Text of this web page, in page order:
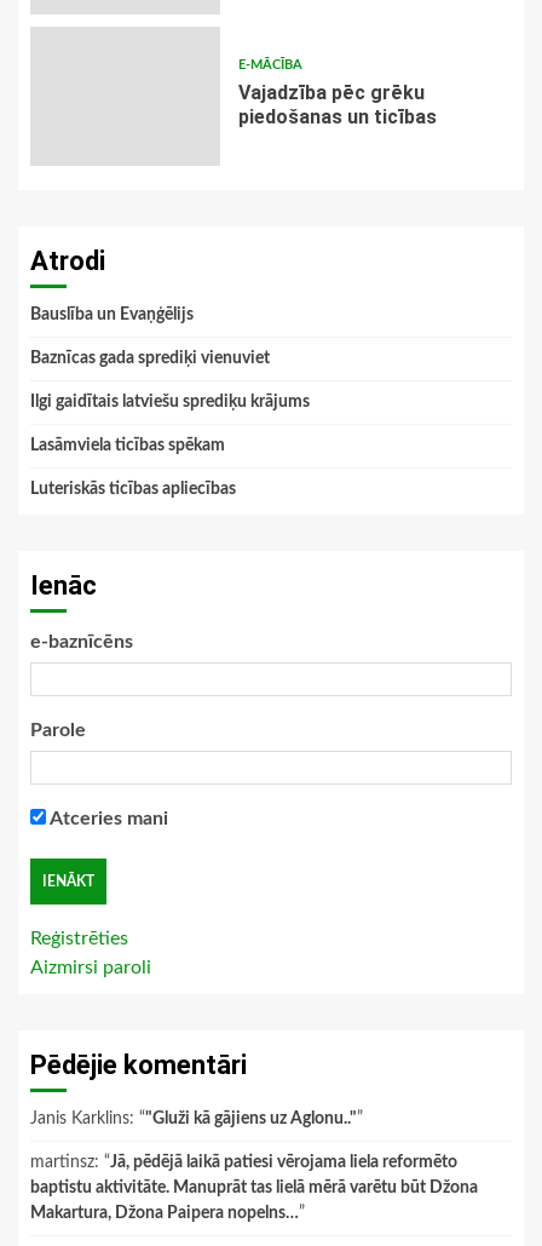
E-MĀCĪBA
Vajadzība pēc grēku
piedošanas un ticības
Atrodi
Bauslība un Evaņģēlijs
Baznīcas gada sprediķi vienuviet
Ilgi gaidītais latviešu sprediķu krājums
Lasāmviela ticības spēkam
Luteriskās ticības apliecības
Ienāc
e-baznīcēns
Parole
Atceries mani
Reģistrēties
Aizmirsi paroli
Pēdējie komentāri
Janis Karklins: “"Gluži kā gājiens uz Aglonu.."”
martinsz: “Jā, pēdējā laikā patiesi vērojama liela reformēto
baptistu aktivitāte. Manuprāt tas lielā mērā varētu būt Džona
Makartura, Džona Paipera nopelns…”